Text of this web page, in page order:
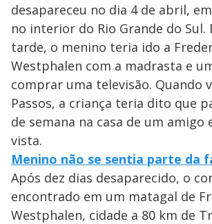
desapareceu no dia 4 de abril,
no interior do Rio Grande do Sul.
tarde, o menino teria ido a
Westphalen com a madrasta e
comprar uma televisão. Quando
Passos, a criança teria dito que
de semana na casa de um amigo
vista.
Menino não se sentia parte da
Após dez dias desaparecido, o
encontrado em um matagal de
Westphalen, cidade a 80 km de